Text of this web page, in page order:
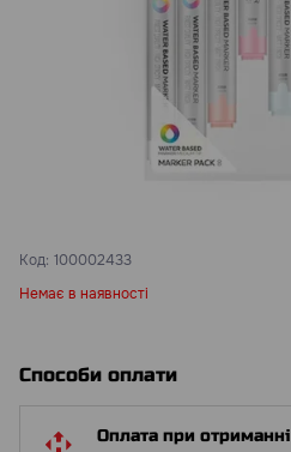
Код: 100002433
Немає в наявності
Способи оплати
Оплата при отриманні